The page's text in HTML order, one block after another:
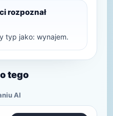
rozpoznał
typ jako: wynajem.
tego
AI